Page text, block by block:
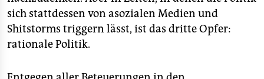
sich stattdessen von asozialen Medien und
Shitstorms triggern lässt, ist das dritte Opfer:
rationale Politik.